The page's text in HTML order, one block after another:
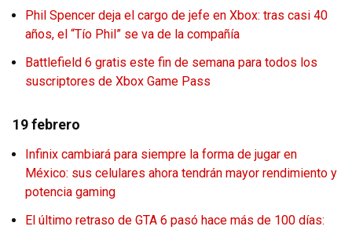
Phil Spencer deja el cargo de jefe en Xbox: tras casi 40
años, el “Tío Phil” se va de la compañía
Battlefield 6 gratis este fin de semana para todos los
suscriptores de Xbox Game Pass
19 febrero
Infinix cambiará para siempre la forma de jugar en
México: sus celulares ahora tendrán mayor rendimiento y
potencia gaming
El último retraso de GTA 6 pasó hace más de 100 días: